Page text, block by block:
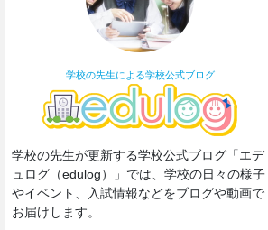
学校の先生による学校公式ブログ
学校の先生が更新する学校公式ブログ「エデ
ュログ（edulog）」では、学校の日々の様子
やイベント、入試情報などをブログや動画で
お届けします。